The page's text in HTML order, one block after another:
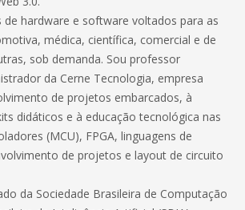
hardware e software voltados para as
médica, científica, comercial e de
sob demanda. Sou professor
da Cerne Tecnologia, empresa
de projetos embarcados, à
didáticos e à educação tecnológica nas
(MCU), FPGA, linguagens de
de projetos e layout de circuito
da Sociedade Brasileira de Computação